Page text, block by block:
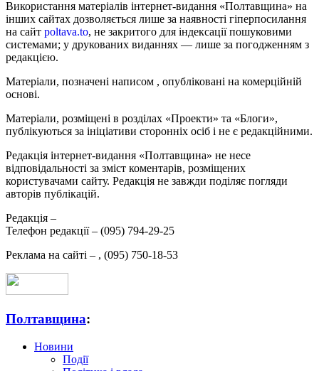
Використання матеріалів інтернет-видання «Полтавщина» на
інших сайтах дозволяється лише за наявності гіперпосилання
на сайт poltava.to, не закритого для індексації пошуковими
системами; у друкованих виданнях — лише за погодженням з
редакцією.
Матеріали, позначені написом , опубліковані на комерційній
основі.
Матеріали, розміщені в розділах «Проекти» та «Блоги»,
публікуються за ініціативи сторонніх осіб і не є редакційними.
Редакція інтернет-видання «Полтавщина» не несе
відповідальності за зміст коментарів, розміщених
користувачами сайту. Редакція не завжди поділяє погляди
авторів публікацій.
Редакція –
Телефон редакції – (095) 794-29-25
Реклама на сайті – , (095) 750-18-53
Полтавщина:
Новини
Події